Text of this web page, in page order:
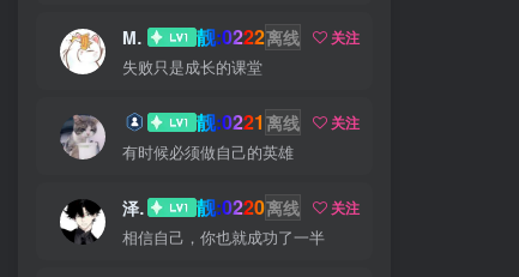
Miss 先生 靓:0222离线
关注
失败只是成长的课堂
猫小白 靓:0221 离线
关注
有时候必须做自己的英雄
泽宇 靓:0220离线
关注
相信自己，你也就成功了一半